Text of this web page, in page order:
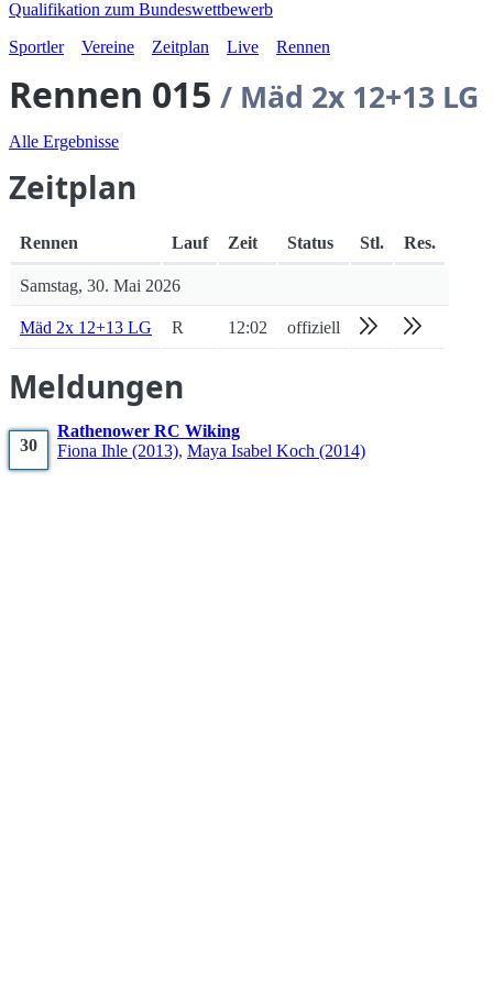
Qualifikation zum Bundeswettbewerb
Sportler
Vereine Zeitplan Live Rennen
Rennen 015 / Mäd 2x 12+13 LG
Alle Ergebnisse
Zeitplan
Rennen Lauf Zeit Status Stl. Res.
Samstag, 30. Mai 2026
Mäd 2x 12+13 LG R 12:02 offiziell
Meldungen
30
Rathenower RC Wiking
Fiona Ihle (2013), Maya Isabel Koch (2014)